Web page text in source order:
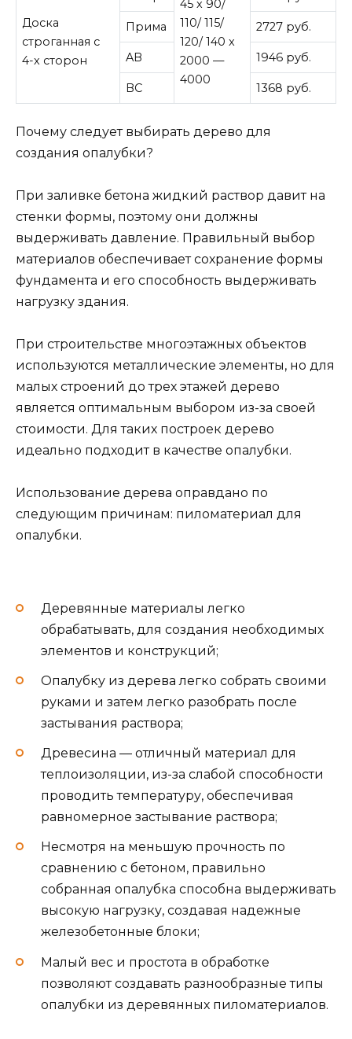
Доска
строганная с
4-х сторон
45 x 90/
110/ 115/
120/ 140 x
2000 —
4000
Прима 2727 руб.
AB 1946 руб.
BC 1368 руб.
Почему следует выбирать дерево для
создания опалубки?
При заливке бетона жидкий раствор давит на
стенки формы, поэтому они должны
выдерживать давление. Правильный выбор
материалов обеспечивает сохранение формы
фундамента и его способность выдерживать
нагрузку здания.
При строительстве многоэтажных объектов
используются металлические элементы, но для
малых строений до трех этажей дерево
является оптимальным выбором из-за своей
стоимости. Для таких построек дерево
идеально подходит в качестве опалубки.
Использование дерева оправдано по
следующим причинам: пиломатериал для
опалубки.
Деревянные материалы легко
обрабатывать, для создания необходимых
элементов и конструкций;
Опалубку из дерева легко собрать своими
руками и затем легко разобрать после
застывания раствора;
Древесина — отличный материал для
теплоизоляции, из-за слабой способности
проводить температуру, обеспечивая
равномерное застывание раствора;
Несмотря на меньшую прочность по
сравнению с бетоном, правильно
собранная опалубка способна выдерживать
высокую нагрузку, создавая надежные
железобетонные блоки;
Малый вес и простота в обработке
позволяют создавать разнообразные типы
опалубки из деревянных пиломатериалов.